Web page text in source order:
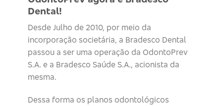
Dental!
Desde Julho de 2010, por meio da
incorporação societária, a Bradesco Dental
passou a ser uma operação da OdontoPrev
S.A. e a Bradesco Saúde S.A., acionista da
mesma.
Dessa forma os planos odontológicos